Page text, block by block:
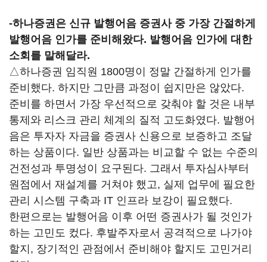
-하나증권은 신규 발행어음 증권사 중 가장 간절하게
발행어음 인가를 준비해왔다. 발행어음 인가에 대한
소회를 말해달라.
△하나증권 임직원 1800명이 정말 간절하게 인가를
준비했다. 하지만 그만큼 과정이 쉽지만은 않았다.
준비를 하면서 가장 우선적으로 갖춰야 할 것은 내부
통제와 리스크 관리 체계의 질적 고도화였다. 발행어
음은 투자자 자금을 증권사 신용으로 보증하고 조달
하는 상품이다. 일반 상품과는 비교할 수 없는 수준의
건전성과 투명성이 요구된다. 그래서 투자심사부터
원점에서 재설계를 거쳐야 했고, 실제 업무에 필요한
관리 시스템 구축과 IT 인프라 보강이 필요했다.
한편으로는 발행어음 이후 어떤 증권사가 될 것인가
하는 고민도 컸다. 후발주자로서 공격적으로 나가야
할지, 장기적인 관점에서 준비해야 할지도 고민거리